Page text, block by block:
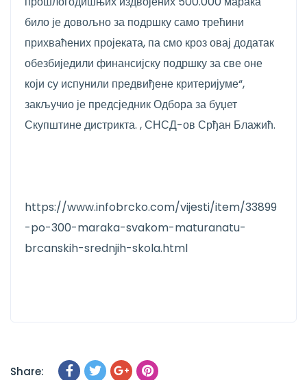
било је довољно за подршку само трећини
прихваћених пројеката, па смо кроз овај додатак
обезбиједили финансијску подршку за све оне
који су испунили предвиђене критеријуме“,
закључио је предсједник Одбора за буџет
Скупштине дистрикта. , СНСД-ов Срђан Блажић.
https://www.infobrcko.com/vijesti/item/33899
-po-300-maraka-svakom-maturanatu-
brcanskih-srednjih-skola.html
Share: